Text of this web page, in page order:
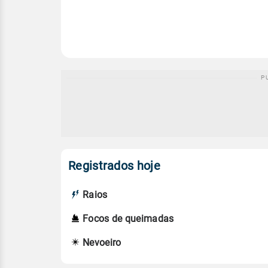
Registrados hoje
Raios
Focos de queimadas
Nevoeiro